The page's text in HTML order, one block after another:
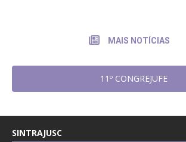
MAIS NOTÍCIAS
11º CONGREJUFE
SINTRAJUSC